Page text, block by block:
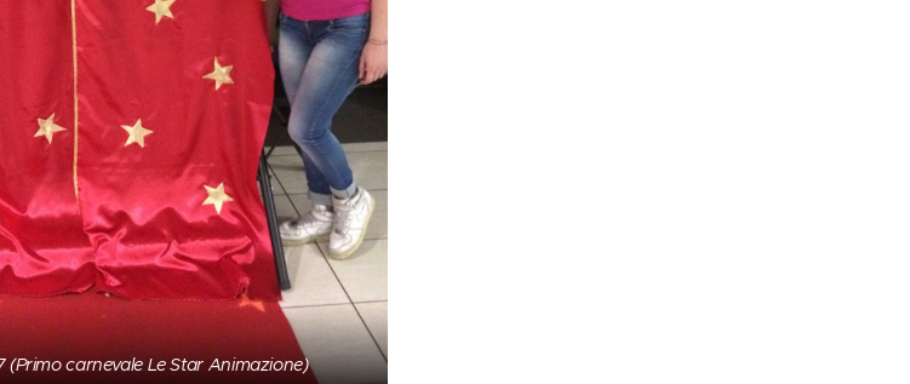
(Primo carnevale Le Star Animazione)